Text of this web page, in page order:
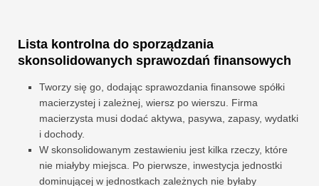
Lista kontrolna do sporządzania
skonsolidowanych sprawozdań finansowych
Tworzy się go, dodając sprawozdania finansowe spółki
macierzystej i zależnej, wiersz po wierszu. Firma
macierzysta musi dodać aktywa, pasywa, zapasy, wydatki
i dochody.
W skonsolidowanym zestawieniu jest kilka rzeczy, które
nie miałyby miejsca. Po pierwsze, inwestycja jednostki
dominującej w jednostkach zależnych nie byłaby